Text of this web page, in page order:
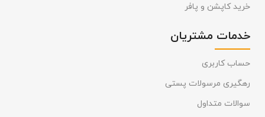
خرید کاپشن و پافر
خدمات مشتریان
حساب کاربری
رهگیری مرسولات پستی
سوالات متداول